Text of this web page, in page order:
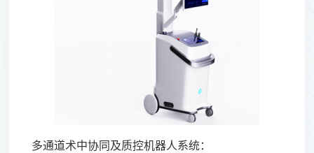
多通道术中协同及质控机器人系统：